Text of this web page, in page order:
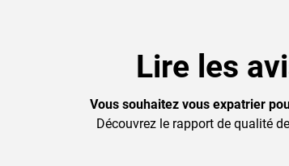
Lire les
Vous souhaitez vous expatrier
Découvrez le rapport de qualité